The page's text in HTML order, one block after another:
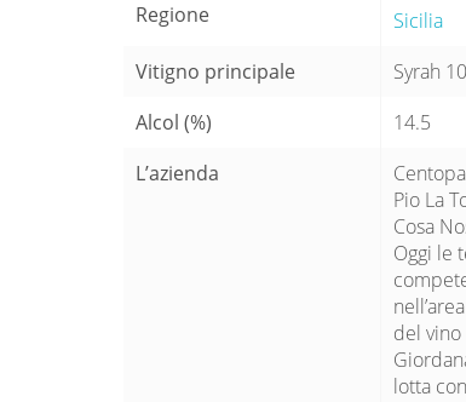
Regione
Sicilia
Vitigno principale
Syrah
Alcol (%)
14.5
L’azienda
Pio La
Cosa
Oggi le
del
lotta